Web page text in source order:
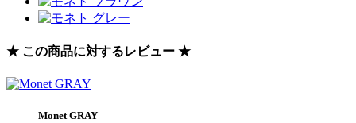
★ この商品に対するレビュー ★
Monet GRAY